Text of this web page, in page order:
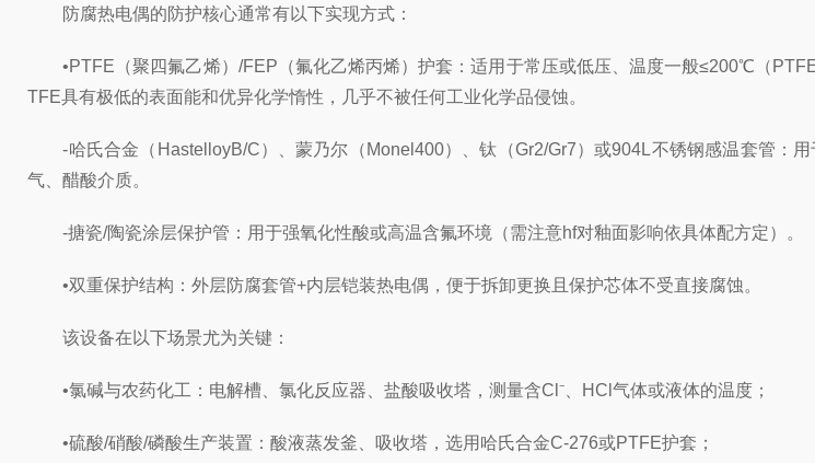
防腐热电偶的防护核心通常有以下实现方式：
•PTFE（聚四氟乙烯）/FEP（氟化乙烯丙烯）护套：适用于常压或低压、温度一般≤200℃（
TFE具有极低的表面能和优异化学惰性，几乎不被任何工业化学品侵蚀。
-哈氏合金（HastelloyB/C）、蒙乃尔（Monel400）、钛（Gr2/Gr7）或904L不锈钢感温套管：
气、醋酸介质。
-搪瓷/陶瓷涂层保护管：用于强氧化性酸或高温含氟环境（需注意hf对釉面影响依具体配方定）。
•双重保护结构：外层防腐套管+内层铠装热电偶，便于拆卸更换且保护芯体不受直接腐蚀。
该设备在以下场景尤为关键：
•氯碱与农药化工：电解槽、氯化反应器、盐酸吸收塔，测量含Cl⁻、HCl气体或液体的温度；
•硫酸/硝酸/磷酸生产装置：酸液蒸发釜、吸收塔，选用哈氏合金C-276或PTFE护套；